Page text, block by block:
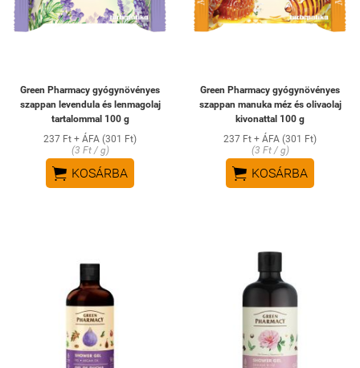
Green Pharmacy gyógynövényes
szappan levendula és lenmagolaj
tartalommal 100 g
237 Ft + ÁFA (301 Ft)
(3 Ft / g)
 KOSÁRBA
Green Pharmacy gyógynövényes
szappan manuka méz és olivaolaj
kivonattal 100 g
237 Ft + ÁFA (301 Ft)
(3 Ft / g)
 KOSÁRBA